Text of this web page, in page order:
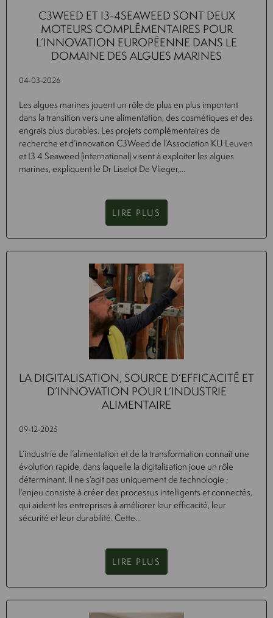
C3WEED ET I3-4SEAWEED SONT DEUX
MOTEURS COMPLÉMENTAIRES POUR
L’INNOVATION EUROPÉENNE DANS LE
DOMAINE DES ALGUES MARINES
04-03-2026
Les algues marines jouent un rôle de plus en plus important
dans la transition vers une alimentation, des cosmétiques et des
engrais plus durables. Les projets complémentaires de
recherche et d’innovation C3Weed de l’Association KU Leuven
et I3 4 Seaweed (international) visent à exploiter les algues
marines, expliquent le Dr Liselot De Vlieger,...
LIRE PLUS
LA DIGITALISATION, SOURCE D’EFFICACITÉ ET
D’INNOVATION POUR L’INDUSTRIE
ALIMENTAIRE
09-12-2025
L’industrie de l’alimentation et de la transformation connaît une
évolution rapide, dans laquelle la digitalisation joue un rôle
déterminant. Il ne s’agit pas uniquement de technologie ;
l’enjeu consiste à créer des processus intelligents et connectés,
qui aident les entreprises à améliorer leur efficacité, leur
sécurité et leur durabilité. Cette...
LIRE PLUS